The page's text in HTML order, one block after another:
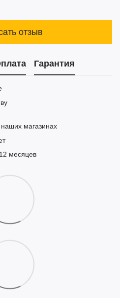
отзыв
Гарантия
магазинах
месяцев